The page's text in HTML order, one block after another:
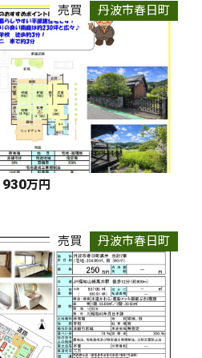
売買 丹波市春日町
930万円
売買 丹波市春日町